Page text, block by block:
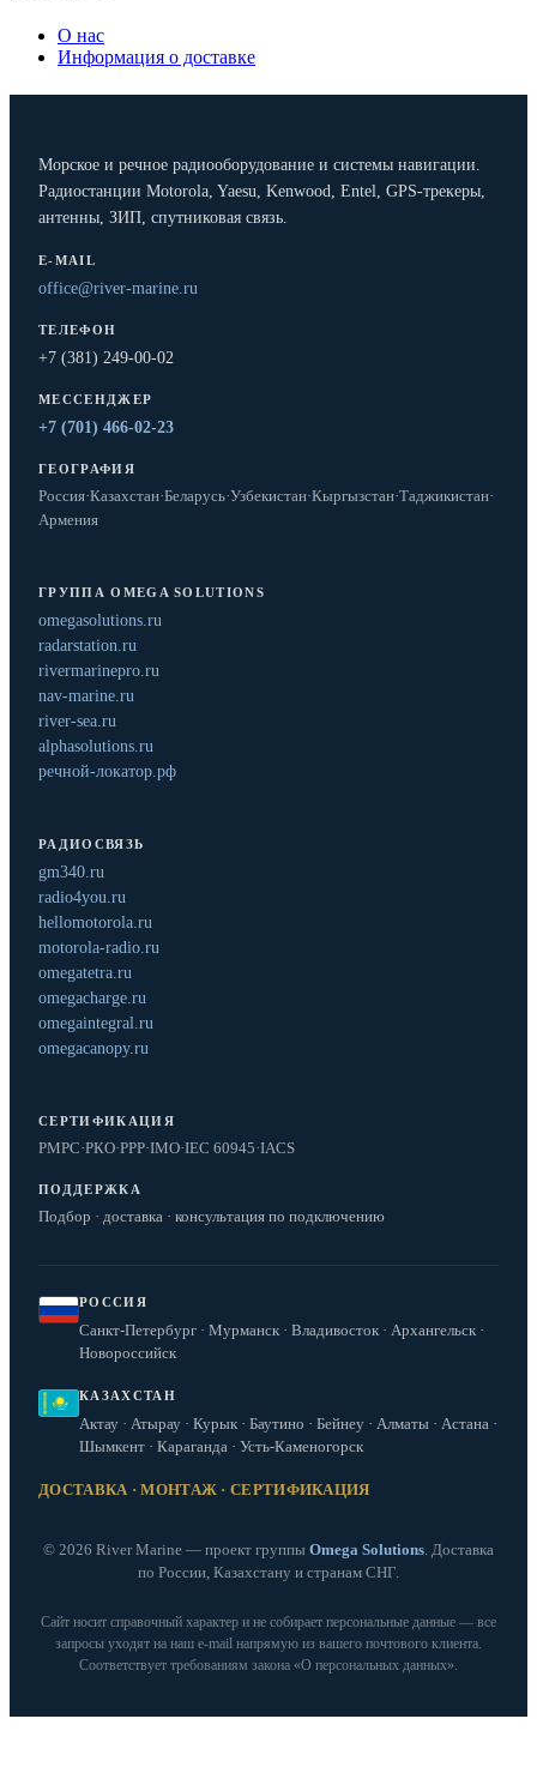
О нас
Информация о доставке
Морское и речное радиооборудование и системы навигации.
Радиостанции Motorola, Yaesu, Kenwood, Entel, GPS-трекеры,
антенны, ЗИП, спутниковая связь.
E-MAIL
office@river-marine.ru
ТЕЛЕФОН
+7 (381) 249-00-02
МЕССЕНДЖЕР
+7 (701) 466-02-23
ГЕОГРАФИЯ
Россия·Казахстан·Беларусь·Узбекистан·Кыргызстан·Таджикистан·
Армения
ГРУППА OMEGA SOLUTIONS
omegasolutions.ru
radarstation.ru
rivermarinepro.ru
nav-marine.ru
river-sea.ru
alphasolutions.ru
речной-локатор.рф
РАДИОСВЯЗЬ
gm340.ru
radio4you.ru
hellomotorola.ru
motorola-radio.ru
omegatetra.ru
omegacharge.ru
omegaintegral.ru
omegacanopy.ru
СЕРТИФИКАЦИЯ
РМРС·РКО·РРР·IMO·IEC 60945·IACS
ПОДДЕРЖКА
Подбор · доставка · консультация по подключению
РОССИЯ
Санкт-Петербург · Мурманск · Владивосток · Архангельск ·
Новороссийск
КАЗАХСТАН
Актау · Атырау · Курык · Баутино · Бейнеу · Алматы · Астана ·
Шымкент · Караганда · Усть-Каменогорск
ДОСТАВКА · МОНТАЖ · СЕРТИФИКАЦИЯ
© 2026 River Marine — проект группы Omega Solutions. Доставка
по России, Казахстану и странам СНГ.
Сайт носит справочный характер и не собирает персональные данные — все
запросы уходят на наш e‑mail напрямую из вашего почтового клиента.
Соответствует требованиям закона «О персональных данных».